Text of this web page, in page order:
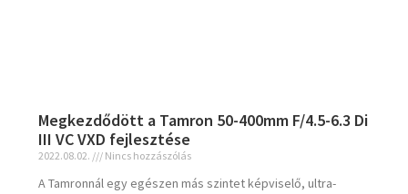
Megkezdődött a Tamron 50-400mm F/4.5-6.3 Di
III VC VXD fejlesztése
2022.08.02. Nincs hozzászólás
A Tamronnál egy egészen más szintet képviselő, ultra-